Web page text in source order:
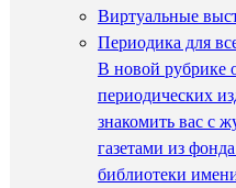
Виртуальные
Периодика для
В новой рубрике
периодических
знакомить вас с
газетами из
библиотеки